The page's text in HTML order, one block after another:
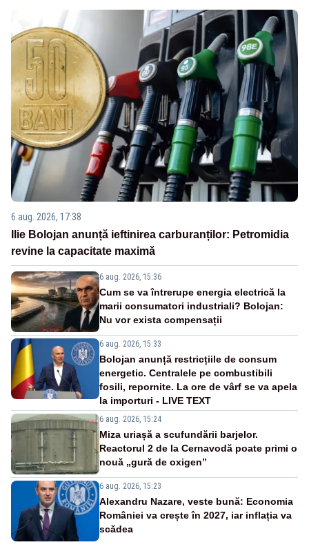
6 aug. 2026, 17:38
Ilie Bolojan anunță ieftinirea carburanților: Petromidia
revine la capacitate maximă
6 aug. 2026, 15:36
Cum se va întrerupe energia electrică la
marii consumatori industriali? Bolojan:
Nu vor exista compensații
6 aug. 2026, 15:33
Bolojan anunță restricțiile de consum
energetic. Centralele pe combustibili
fosili, repornite. La ore de vârf se va apela
la importuri - LIVE TEXT
6 aug. 2026, 15:24
Miza uriașă a scufundării barjelor.
Reactorul 2 de la Cernavodă poate primi o
nouă „gură de oxigen”
6 aug. 2026, 15:23
Alexandru Nazare, veste bună: Economia
României va crește în 2027, iar inflația va
scădea